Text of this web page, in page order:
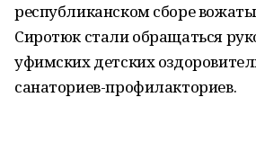
республиканском сборе
Сиротюк стали обращаться
уфимских детских
санаториев-профилакториев.